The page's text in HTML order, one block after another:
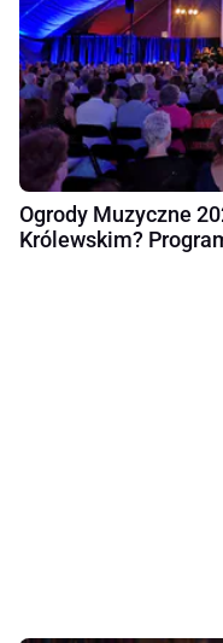
Ogrody Muzyczne
Królewskim?